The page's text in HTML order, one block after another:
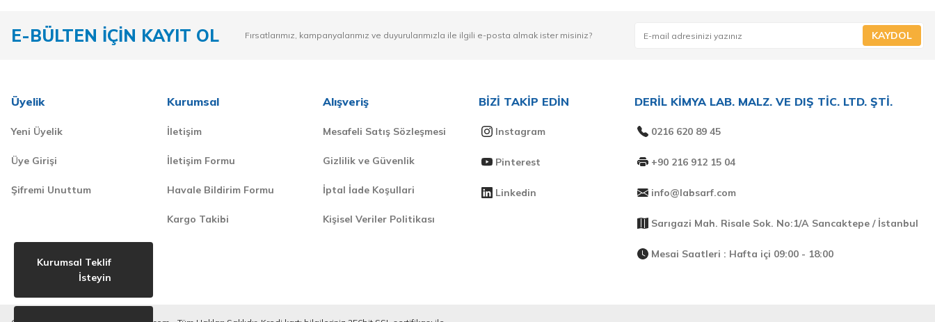
E-BÜLTEN İÇİN KAYIT OL Fırsatlarımız, kampanyalarımız ve duyurularımızla ile ilgili e-posta almak ister misiniz? KAYDOL
Üyelik
Yeni Üyelik
Üye Girişi
Şifremi Unuttum
Kurumsal
İletişim
İletişim Formu
Havale Bildirim Formu
Kargo Takibi
Alışveriş
Mesafeli Satış Sözleşmesi
Gizlilik ve Güvenlik
İptal İade Koşullari
Kişisel Veriler Politikası
BİZİ TAKİP EDİN
Instagram
Pinterest
Linkedin
DERİL KİMYA LAB. MALZ. VE DIŞ TİC. LTD. ŞTİ.
0216 620 89 45
+90 216 912 15 04
info@labsarf.com
Sarıgazi Mah. Risale Sok. No:1/A Sancaktepe / İstanbul
Mesai Saatleri : Hafta içi 09:00 - 18:00
Kurumsal Teklif
İsteyin